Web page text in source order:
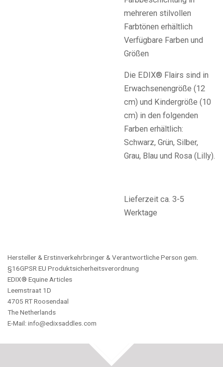
mehreren stilvollen
Farbtönen erhältlich
Verfügbare Farben und
Größen
Die EDIX® Flairs sind in
Erwachsenengröße (12
cm) und Kindergröße (10
cm) in den folgenden
Farben erhältlich:
Schwarz, Grün, Silber,
Grau, Blau und Rosa (Lilly).
Lieferzeit ca. 3-5
Werktage
Hersteller & Erstinverkehrbringer & Verantwortliche Person gem.
§16GPSR EU Produktsicherheitsverordnung
EDIX® Equine Articles
Leemstraat 1D
4705 RT Roosendaal
The Netherlands
E-Mail: info@edixsaddles.com